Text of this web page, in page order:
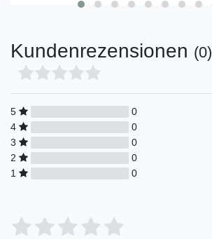
Kundenrezensionen (0)
5
0
4
0
3
0
2
0
1
0
Bewertungssterne
4
3
2
1